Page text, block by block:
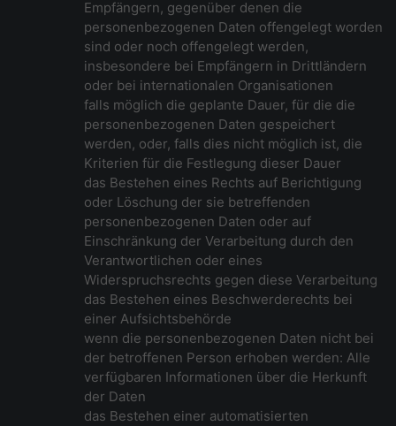
Empfängern, gegenüber denen die
personenbezogenen Daten offengelegt worden
sind oder noch offengelegt werden,
insbesondere bei Empfängern in Drittländern
oder bei internationalen Organisationen
falls möglich die geplante Dauer, für die die
personenbezogenen Daten gespeichert
werden, oder, falls dies nicht möglich ist, die
Kriterien für die Festlegung dieser Dauer
das Bestehen eines Rechts auf Berichtigung
oder Löschung der sie betreffenden
personenbezogenen Daten oder auf
Einschränkung der Verarbeitung durch den
Verantwortlichen oder eines
Widerspruchsrechts gegen diese Verarbeitung
das Bestehen eines Beschwerderechts bei
einer Aufsichtsbehörde
wenn die personenbezogenen Daten nicht bei
der betroffenen Person erhoben werden: Alle
verfügbaren Informationen über die Herkunft
der Daten
das Bestehen einer automatisierten